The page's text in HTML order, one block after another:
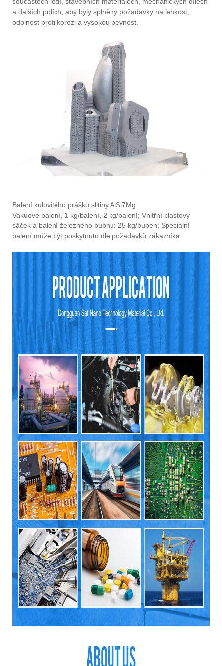
součástech lodí, stavebních materiálech, mechanických dílech
a dalších polích, aby byly splněny požadavky na lehkost,
odolnost proti korozi a vysokou pevnost.
Balení kulovitého prášku slitiny AlSi7Mg
Vakuové balení, 1 kg/balení, 2 kg/balení; Vnitřní plastový
sáček a balení železného bubnu: 25 kg/buben; Speciální
balení může být poskytnuto dle požadavků zákazníka.